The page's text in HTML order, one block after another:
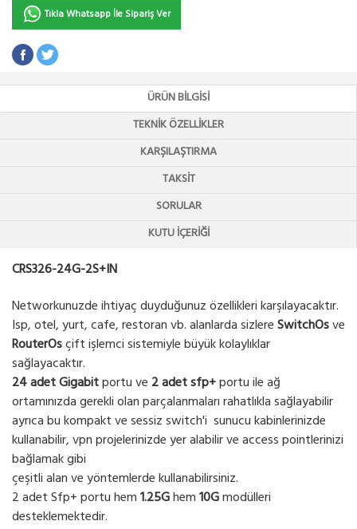
Tıkla Whatsapp İle Sipariş Ver
ÜRÜN BILGISI
TEKNIK ÖZELLIKLER
KARŞILAŞTIRMA
TAKSIT
SORULAR
KUTU İÇERIĞI
CRS326-24G-2S+IN
Networkunuzde ihtiyaç duyduğunuz özellikleri karşılayacaktır.
Isp, otel, yurt, cafe, restoran vb. alanlarda sizlereSwitchOsve
RouterOsçift işlemci sistemiyle büyük kolaylıklar
sağlayacaktır.
24 adet Gigabitportu ve 2 adet sfp+portu ile ağ
ortamınızda gerekli olan parçalanmaları rahatlıkla sağlayabilir
ayrıca bu kompakt ve sessiz switch'i sunucu kabinlerinizde
kullanabilir, vpn projelerinizde yer alabilir ve access pointlerinizi
bağlamak gibi
çeşitli alan ve yöntemlerde kullanabilirsiniz.
2 adet Sfp+ portu hem1.25Ghem10Gmodülleri
desteklemektedir.